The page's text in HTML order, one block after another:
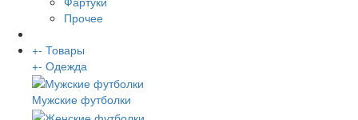
Прочее
+- Товары
+- Одежда
Мужские футболки